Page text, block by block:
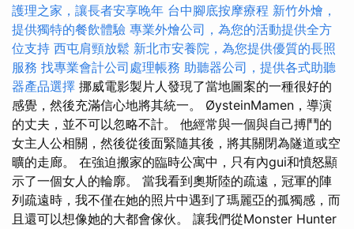
護理之家，讓長者安享晚年 台中腳底按摩療程 新竹外燴，
提供獨特的餐飲體驗 專業外燴公司，為您的活動提供全方
位支持 西屯肩頸放鬆 新北市安養院，為您提供優質的長照
服務 找專業會計公司處理帳務 助聽器公司，提供各式助聽
器產品選擇 挪威電影製片人發現了當地圖案的一種很好的
感覺，然後充滿信心地將其統一。 ØysteinMamen，導演
的丈夫，並不可以忽略不計。 他經常與一個與自己搏鬥的
女主人公相關，然後從後面緊隨其後，將其關閉為隧道或空
曠的走廊。 在強迫搬家的臨時公寓中，只有內gui和憤怒顯
示了一個女人的輪廓。 當我看到奧斯陸的疏遠，冠軍的陣
列疏遠時，我不僅在她的照片中遇到了瑪麗亞的孤獨感，而
且還可以想像她的大都會傢伙。 讓我們從Monster Hunter